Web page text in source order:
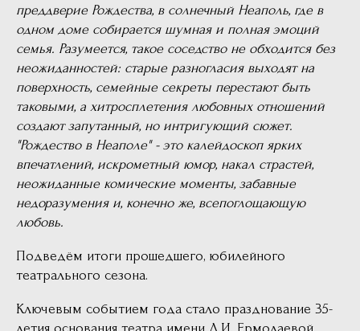
преддверие Рождества, в солнечный Неаполь, где в
одном доме собирается шумная и полная эмоций
семья. Разумеется, такое соседство не обходится без
неожиданностей: старые разногласия выходят на
поверхность, семейные секреты перестают быть
таковыми, а хитросплетения любовных отношений
создают запутанный, но интригующий сюжет.
"Рождество в Неаполе" - это калейдоскоп ярких
впечатлений, искрометный юмор, накал страстей,
неожиданные комические моменты, забавные
недоразумения и, конечно же, всепоглощающую
любовь.
Подведём итоги прошедшего, юбилейного
театрального сезона.
Ключевым событием года стало празднование 35-